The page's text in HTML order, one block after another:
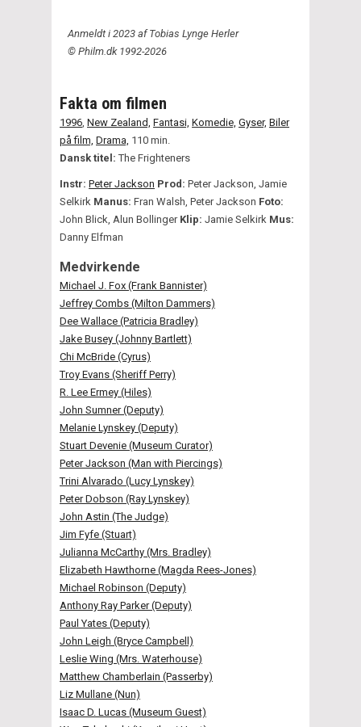
Anmeldt i 2023 af Tobias Lynge Herler
© Philm.dk 1992-2026
Fakta om filmen
1996 New Zealand, Fantasi, Komedie, Gyser, Biler
på film, Drama, 110 min.
Dansk titel:The Frighteners
Instr: Peter Jackson Prod: Peter Jackson, Jamie
Selkirk Manus: Fran Walsh, Peter Jackson Foto:
John Blick, Alun Bollinger Klip: Jamie Selkirk Mus:
Danny Elfman
Medvirkende
Michael J. Fox (Frank Bannister)
Jeffrey Combs (Milton Dammers)
Dee Wallace (Patricia Bradley)
Jake Busey (Johnny Bartlett)
Chi McBride (Cyrus)
Troy Evans (Sheriff Perry)
R. Lee Ermey (Hiles)
John Sumner (Deputy)
Melanie Lynskey (Deputy)
Stuart Devenie (Museum Curator)
Peter Jackson (Man with Piercings)
Trini Alvarado (Lucy Lynskey)
Peter Dobson (Ray Lynskey)
John Astin (The Judge)
Jim Fyfe (Stuart)
Julianna McCarthy (Mrs. Bradley)
Elizabeth Hawthorne (Magda Rees-Jones)
Michael Robinson (Deputy)
Anthony Ray Parker (Deputy)
Paul Yates (Deputy)
John Leigh (Bryce Campbell)
Leslie Wing (Mrs. Waterhouse)
Matthew Chamberlain (Passerby)
Liz Mullane (Nun)
Isaac D. Lucas (Museum Guest)